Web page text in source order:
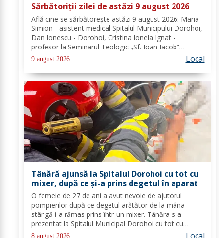
Sărbătoriții zilei de astăzi 9 august 2026
Află cine se sărbătoreşte astăzi 9 august 2026: Maria
Simion - asistent medical Spitalul Municipului Dorohoi,
Dan Ionescu - Dorohoi, Cristina Ionela Ignat -
profesor la Seminarul Teologic „Sf. Ioan Iacob”
Dorohoi, Ana-Maria Ojog - profesor- consilier
educativ Școala Gimnazială Nr. 1 Dumeni, Mihai...
9 august 2026 Local
Tânără ajunsă la Spitalul Dorohoi cu tot cu
mixer, după ce și-a prins degetul în aparat
O femeie de 27 de ani a avut nevoie de ajutorul
pompierilor după ce degetul arătător de la mâna
stângă i-a rămas prins într-un mixer. Tânăra s-a
prezentat la Spitalul Municipal Dorohoi cu tot cu
aparatul electrocasnic, iar medicii au solicitat
8 august 2026 Local